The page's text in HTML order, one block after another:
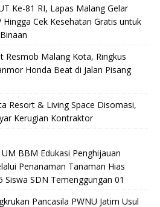
Ke-81 RI, Lapas Malang Gelar
Hingga Cek Kesehatan Gratis untuk
Resmob Malang Kota, Ringkus
Honda Beat di Jalan Pisang
Resort & Living Space Disomasi,
Kerugian Kontraktor
BBM Edukasi Penghijauan
Penanaman Tanaman Hias
Siswa SDN Temenggungan 01
Pancasila PWNU Jatim Usul